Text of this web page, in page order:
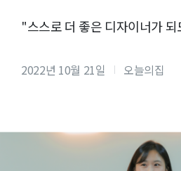
"스스로 더 좋은 디자이너가
2022년 10월 21일 오늘의집